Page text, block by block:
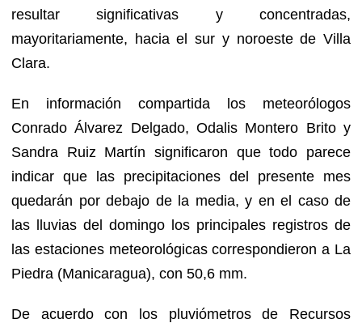
resultar significativas y concentradas,
mayoritariamente, hacia el sur y noroeste de Villa
Clara.
En información compartida los meteorólogos
Conrado Álvarez Delgado, Odalis Montero Brito y
Sandra Ruiz Martín significaron que todo parece
indicar que las precipitaciones del presente mes
quedarán por debajo de la media, y en el caso de
las lluvias del domingo los principales registros de
las estaciones meteorológicas correspondieron a La
Piedra (Manicaragua), con 50,6 mm.
De acuerdo con los pluviómetros de Recursos